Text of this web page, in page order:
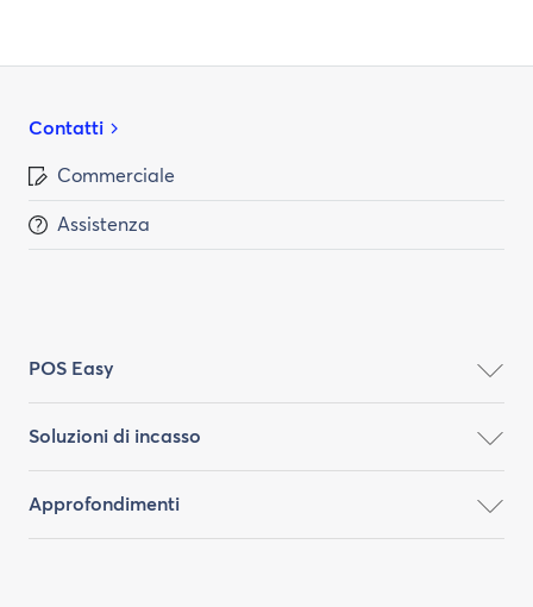
Contatti
Commerciale
Assistenza
POS Easy
Soluzioni di incasso
Approfondimenti